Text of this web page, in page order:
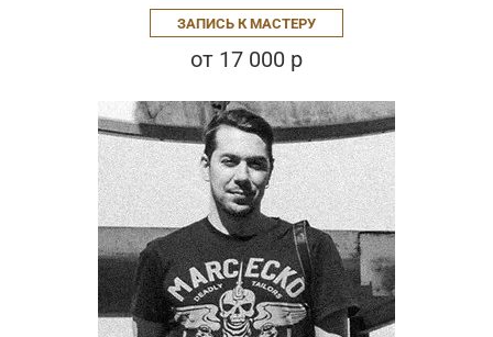
ЗАПИСЬ К МАСТЕРУ
от 17 000 р